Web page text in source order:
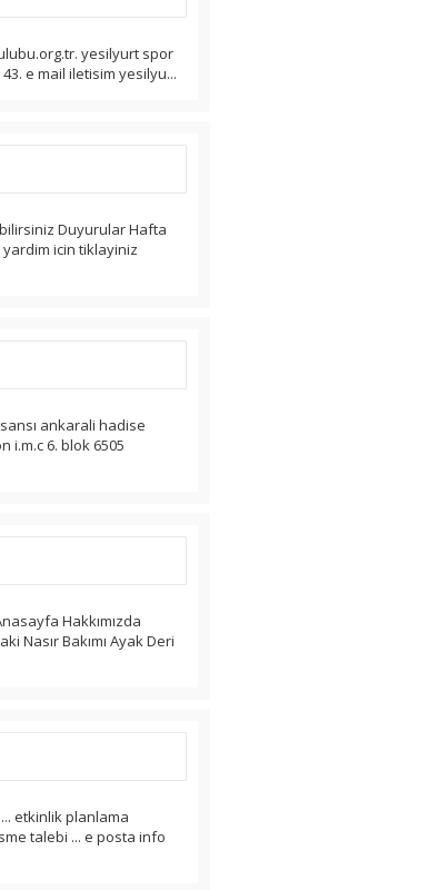
yesilyurt spor
43. e mail iletisim yesilyu...
Duyurular Hafta
icin tiklayiniz
ankarali hadise
6. blok 6505
Hakkımızda
Nasır Bakımı Ayak Deri
etkinlik planlama
talebi ... e posta info